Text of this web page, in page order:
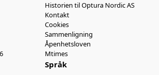
Historien til Optura Nordic AS
Kontakt
Cookies
Sammenligning
Åpenhetsloven
Mtimes
Språk